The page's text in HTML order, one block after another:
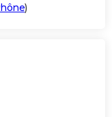
)